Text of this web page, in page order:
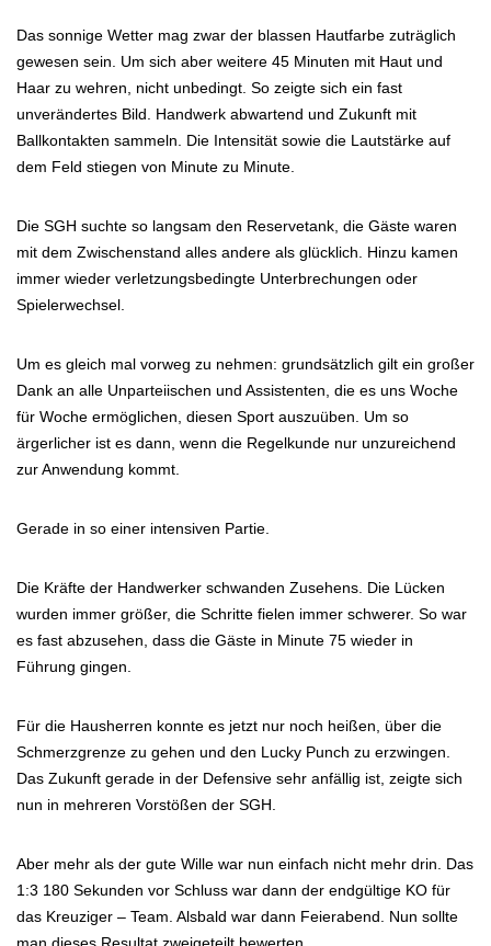
Das sonnige Wetter mag zwar der blassen Hautfarbe zuträglich
gewesen sein. Um sich aber weitere 45 Minuten mit Haut und
Haar zu wehren, nicht unbedingt. So zeigte sich ein fast
unverändertes Bild. Handwerk abwartend und Zukunft mit
Ballkontakten sammeln. Die Intensität sowie die Lautstärke auf
dem Feld stiegen von Minute zu Minute.
Die SGH suchte so langsam den Reservetank, die Gäste waren
mit dem Zwischenstand alles andere als glücklich. Hinzu kamen
immer wieder verletzungsbedingte Unterbrechungen oder
Spielerwechsel.
Um es gleich mal vorweg zu nehmen: grundsätzlich gilt ein großer
Dank an alle Unparteiischen und Assistenten, die es uns Woche
für Woche ermöglichen, diesen Sport auszuüben. Um so
ärgerlicher ist es dann, wenn die Regelkunde nur unzureichend
zur Anwendung kommt.
Gerade in so einer intensiven Partie.
Die Kräfte der Handwerker schwanden Zusehens. Die Lücken
wurden immer größer, die Schritte fielen immer schwerer. So war
es fast abzusehen, dass die Gäste in Minute 75 wieder in
Führung gingen.
Für die Hausherren konnte es jetzt nur noch heißen, über die
Schmerzgrenze zu gehen und den Lucky Punch zu erzwingen.
Das Zukunft gerade in der Defensive sehr anfällig ist, zeigte sich
nun in mehreren Vorstößen der SGH.
Aber mehr als der gute Wille war nun einfach nicht mehr drin. Das
1:3 180 Sekunden vor Schluss war dann der endgültige KO für
das Kreuziger – Team. Alsbald war dann Feierabend. Nun sollte